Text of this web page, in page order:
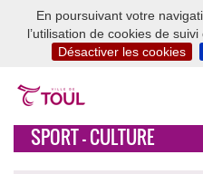
En poursuivant votre
l’utilisation de cookies de
Désactiver les cookies
SPORT - CULTURE